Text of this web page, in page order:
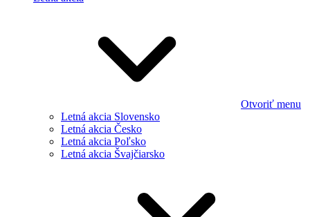
Otvoriť menu
Letná akcia Slovensko
Letná akcia Česko
Letná akcia Poľsko
Letná akcia Švajčiarsko